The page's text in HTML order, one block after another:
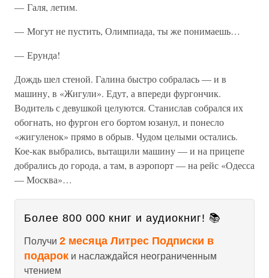
— Галя, летим.
— Могут не пустить, Олимпиада, ты же понимаешь…
— Ерунда!
Дождь шел стеной. Галина быстро собралась — и в
машину, в «Жигули». Едут, а впереди фургончик.
Водитель с девушкой целуются. Станислав собрался их
обогнать, но фургон его бортом юзанул, и понесло
«жигуленок» прямо в обрыв. Чудом целыми остались.
Кое-как выбрались, вытащили машину — и на прицепе
добрались до города, а там, в аэропорт — на рейс «Одесса
— Москва»…
Более 800 000 книг и аудиокниг! 📚
Получи 2 месяца Литрес Подписки в
подарок и наслаждайся неограниченным
чтением